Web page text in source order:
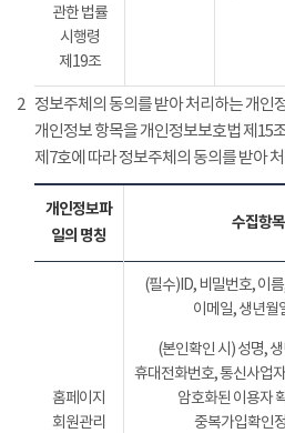
관한 법률
시행령
제19조
2 정보주체의 동의를 받아 처리하는 개인
개인정보 항목을 개인정보보호법 제15
제7호에 따라 정보주체의 동의를 받아
개인정보파
일의 명칭
수집항목
홈페이지
회원관리
(필수)ID, 비밀번호, 이
이메일, 생년월
(본인확인 시) 성명,
휴대전화번호, 통신사업
암호화된 이용자
중복가입확인